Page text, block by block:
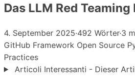
Das LLM Red
4. September 2025·492 Wörter·3
GitHub Framework Open Source
Practices
Articoli Interessanti - Dieser